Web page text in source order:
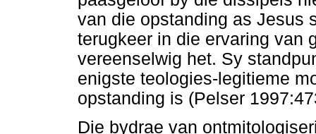
van die opstanding as Jesus
terugkeer in die ervaring van
vereenselwig het. Sy
enigste teologies-legitieme
opstanding is (Pelser
Die bydrae van